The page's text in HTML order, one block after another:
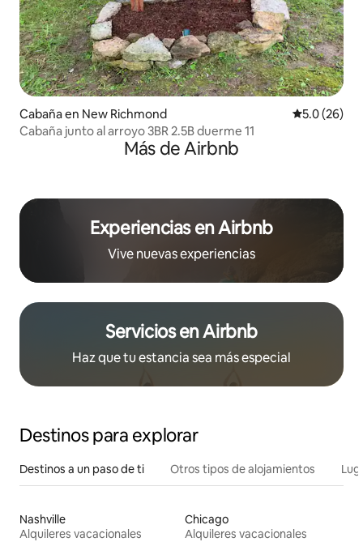
Cabaña en New Richmond Calificación
5.0 (26)
Cabaña junto al arroyo 3BR 2.5B duerme 11
Más de Airbnb
Experiencias en Airbnb
Vive nuevas experiencias
Servicios en Airbnb
Haz que tu estancia sea más especial
Destinos para explorar
Destinos a un paso de ti Otros tipos de alojamientos
Nashville
Alquileres vacacionales
Chicago
Alquileres vacacionales